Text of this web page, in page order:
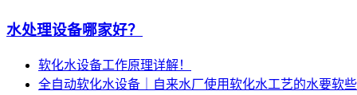
水处理设备哪家好？
软化水设备工作原理详解！
全自动软化水设备｜自来水厂使用软化水工艺的水要软些